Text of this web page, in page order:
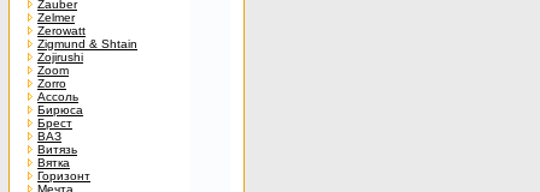
Zauber
Zelmer
Zerowatt
Zigmund & Shtain
Zojirushi
Zoom
Zorro
Ассоль
Бирюса
Брест
ВАЗ
Витязь
Вятка
Горизонт
Мечта